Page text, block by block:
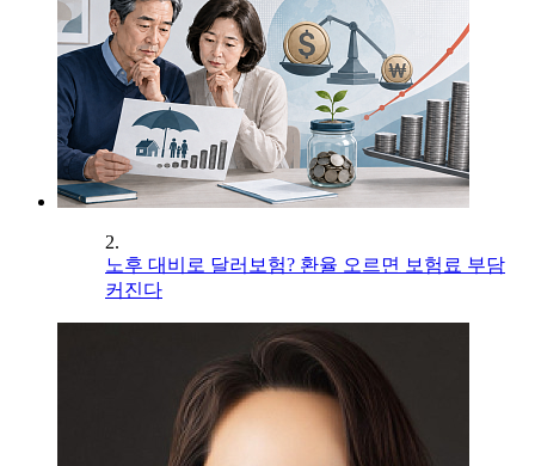
2.
노후 대비로 달러보험? 환율 오르면 보험료 부담
커진다